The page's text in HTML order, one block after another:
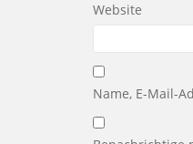
Website
Name, E-Mail-